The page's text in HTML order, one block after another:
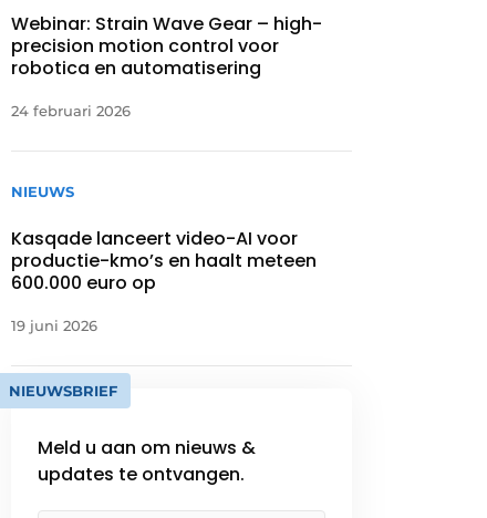
Webinar: Strain Wave Gear – high-
precision motion control voor
robotica en automatisering
24 februari 2026
NIEUWS
Kasqade lanceert video-AI voor
productie-kmo’s en haalt meteen
600.000 euro op
19 juni 2026
NIEUWSBRIEF
Meld u aan om nieuws &
updates te ontvangen.